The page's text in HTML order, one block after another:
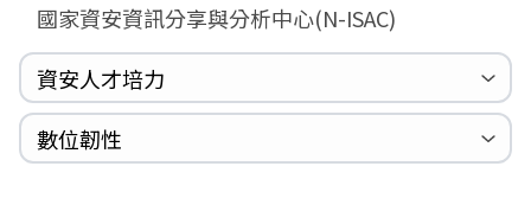
MSHTML
Log4shell
WannaCrypt
Heartbleed
國家資安資訊分享與分析中心(N-ISAC)
資安人才培力
巡迴研討會
CCOE資安實戰人才培育計畫成果簡介
資安人才培訓服務網
資安系列競賽網站
數位韌性